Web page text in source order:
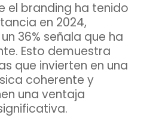
el branding ha tenido
en 2024,
36% señala que ha
Esto demuestra
que invierten en una
coherente y
una ventaja